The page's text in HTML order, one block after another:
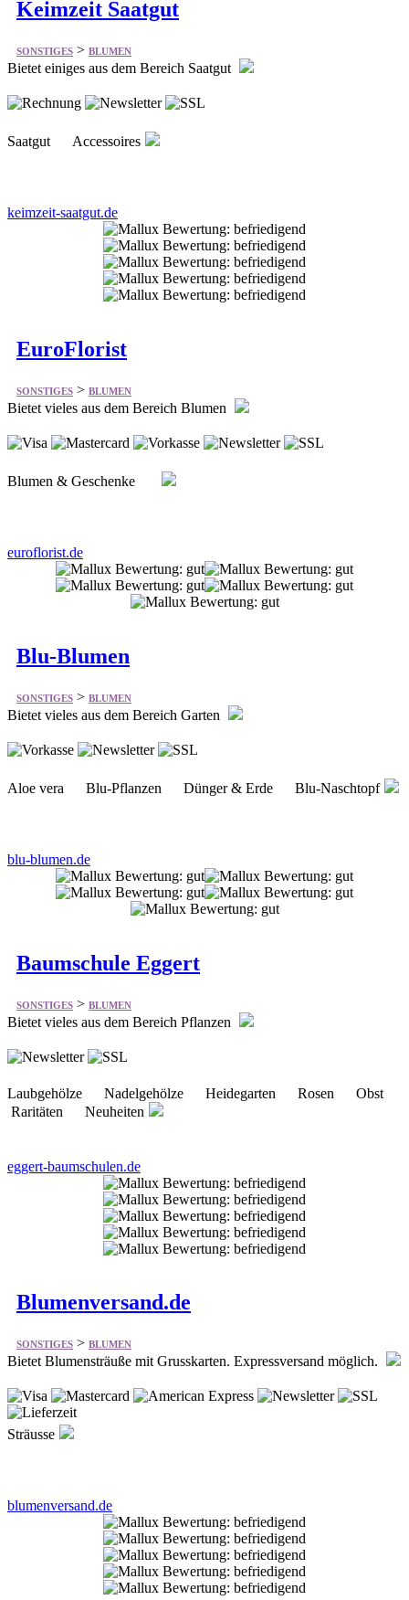
Keimzeit Saatgut
SONSTIGES > BLUMEN
Bietet einiges aus dem Bereich Saatgut
Saatgut Accessoires
keimzeit-saatgut.de
EuroFlorist
SONSTIGES > BLUMEN
Bietet vieles aus dem Bereich Blumen
Blumen & Geschenke
euroflorist.de
Blu-Blumen
SONSTIGES > BLUMEN
Bietet vieles aus dem Bereich Garten
Aloe vera Blu-Pflanzen Dünger & Erde Blu-Naschtopf
blu-blumen.de
Baumschule Eggert
SONSTIGES > BLUMEN
Bietet vieles aus dem Bereich Pflanzen
Laubgehölze Nadelgehölze Heidegarten Rosen Obst
Raritäten Neuheiten
eggert-baumschulen.de
Blumenversand.de
SONSTIGES > BLUMEN
Bietet Blumensträuße mit Grusskarten. Expressversand möglich.
Sträusse
blumenversand.de